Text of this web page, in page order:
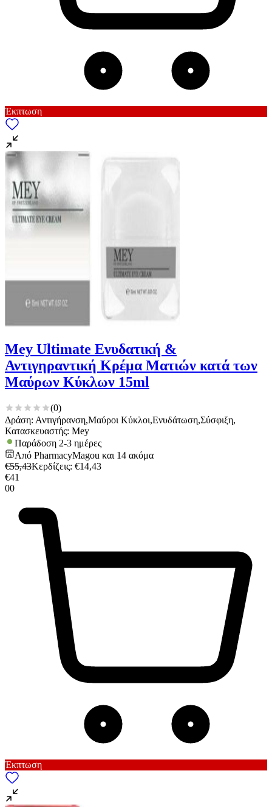
Έκπτωση
Mey Ultimate Ενυδατική &
Αντιγηραντική Κρέμα Ματιών κατά των
Μαύρων Κύκλων 15ml
(0)
Δράση: Αντιγήρανση,Μαύροι Κύκλοι,Ενυδάτωση,Σύσφιξη,
Κατασκευαστής: Mey
Παράδοση 2-3 ημέρες
Από PharmacyMagou και 14 ακόμα
€55,43Κερδίζεις: €14,43
€41
00
Έκπτωση